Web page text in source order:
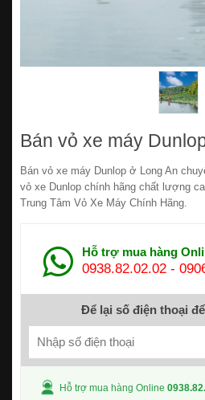
Bán vỏ xe máy
Bán vỏ xe máy Dunlop ở Long An
vỏ xe Dunlop chính hãng chất lượng
Trung Tâm Vỏ Xe Máy Chính Hãng.
Hỗ trợ mua hàng
0938.82.02.02 -
Để lại số điện thoại
Hỗ trợ mua hàng Online